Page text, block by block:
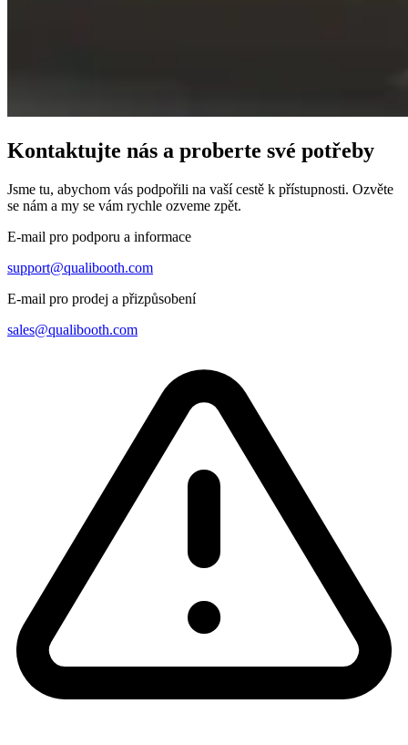
Kontaktujte nás a proberte své potřeby
Jsme tu, abychom vás podpořili na vaší cestě k přístupnosti. Ozvěte
se nám a my se vám rychle ozveme zpět.
E-mail pro podporu a informace
support@qualibooth.com
E-mail pro prodej a přizpůsobení
sales@qualibooth.com